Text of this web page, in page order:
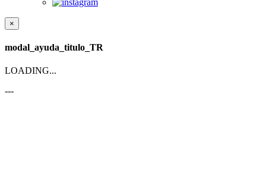
×
modal_ayuda_titulo_TR
LOADING...
---